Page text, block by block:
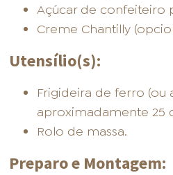
Açúcar de confeiteiro
Creme Chantilly
Utensílio(s):
Frigideira de ferro (ou
aproximadamente 25
Rolo de massa.
Preparo e Montagem: